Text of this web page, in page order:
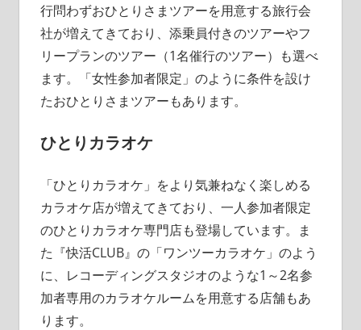
行問わずおひとりさまツアーを用意する旅行会
社が増えてきており、添乗員付きのツアーやフ
リープランのツアー（1名催行のツアー）も選べ
ます。「女性参加者限定」のように条件を設け
たおひとりさまツアーもあります。
ひとりカラオケ
「ひとりカラオケ」をより気兼ねなく楽しめる
カラオケ店が増えてきており、一人参加者限定
のひとりカラオケ専門店も登場しています。ま
た『快活CLUB』の「ワンツーカラオケ」のよう
に、レコーディングスタジオのような1～2名参
加者専用のカラオケルームを用意する店舗もあ
ります。